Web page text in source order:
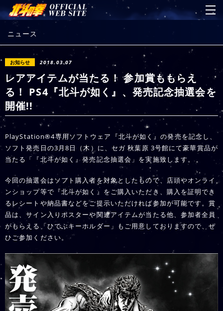
ニュース
お知らせ 2018.03.07
レアアイテムが当たる！ 参加賞ももらえ
る！ PS4『北斗が如く』、発売記念抽選会を
開催!!
PlayStation®4専用ソフトウェア『北斗が如く』の発売を記念し、
ソフト発売日の3月8日（木）に、セガ 秋葉原 3号館にて豪華賞品が
当たる「『北斗が如く』発売記念抽選会」を実施致します。
今回の抽選会はソフト購入者を対象としたもので、店頭やオンライ
ンショップ等で『北斗が如く』をご購入いただき、購入を証明でき
るレシートや納品書などをご提示いただければ参加が可能です。賞
品は、サイン入りポスターや関連アイテムが当たる他、参加者全員
がもらえる「ひでぶキーホルダー」もご用意しておりますので、ぜ
ひご参加ください。